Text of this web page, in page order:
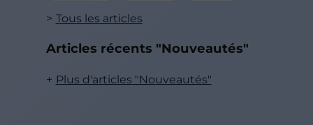
Tous les articles
Articles récents "Nouveautés"
Plus d'articles "Nouveautés"